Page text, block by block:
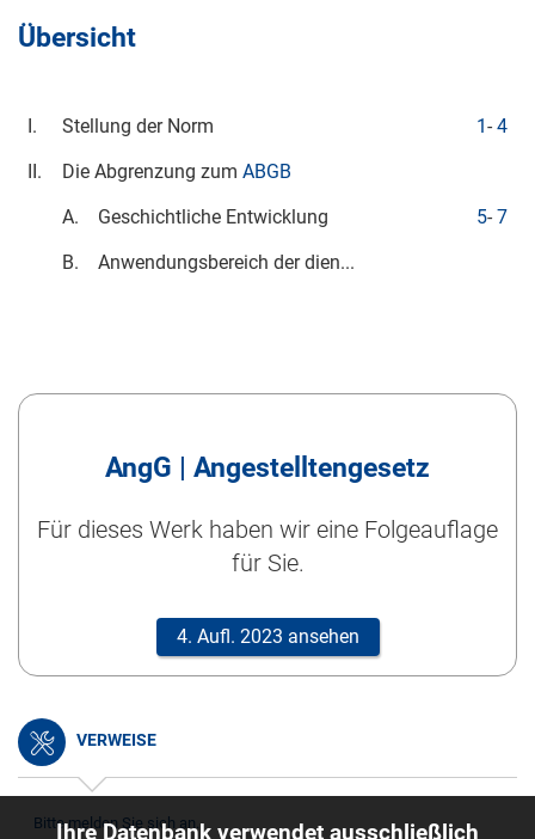
Übersicht
I. Stellung der Norm 1 - 4
II.
Die Abgrenzung zum ABGB
A.
Geschichtliche Entwicklung 5- 7
B.
Anwendungsbereich der dien...
AngG | Angestelltengesetz
Für dieses Werk haben wir eine Folgeauflage
für Sie.
4. Aufl. 2023 ansehen
VERWEISE
Bitte melden Sie sich an.
Ihre Datenbank verwendet ausschließlich